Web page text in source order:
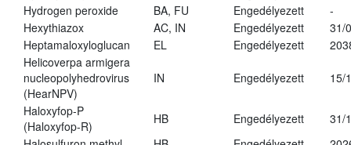
Hydrogen peroxide
BA, FU Engedélyezett
-
Hexythiazox
AC, IN Engedélyezett
31/
Heptamaloxyloglucan
EL Engedélyezett
Helicoverpa armigera
nucleopolyhedrovirus
(HearNPV)
IN Engedélyezett 15/
Haloxyfop-P
(Haloxyfop-R)
HB Engedélyezett
31/